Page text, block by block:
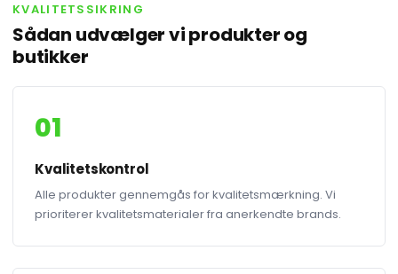
KVALITETSSIKRING
Sådan udvælger vi produkter og
butikker
01
Kvalitetskontrol
Alle produkter gennemgås for kvalitetsmærkning. Vi
prioriterer kvalitetsmaterialer fra anerkendte brands.